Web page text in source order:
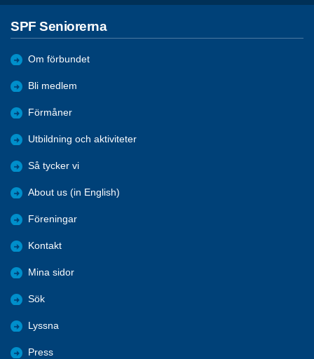
SPF Seniorerna
Om förbundet
Bli medlem
Förmåner
Utbildning och aktiviteter
Så tycker vi
About us (in English)
Föreningar
Kontakt
Mina sidor
Sök
Lyssna
Press